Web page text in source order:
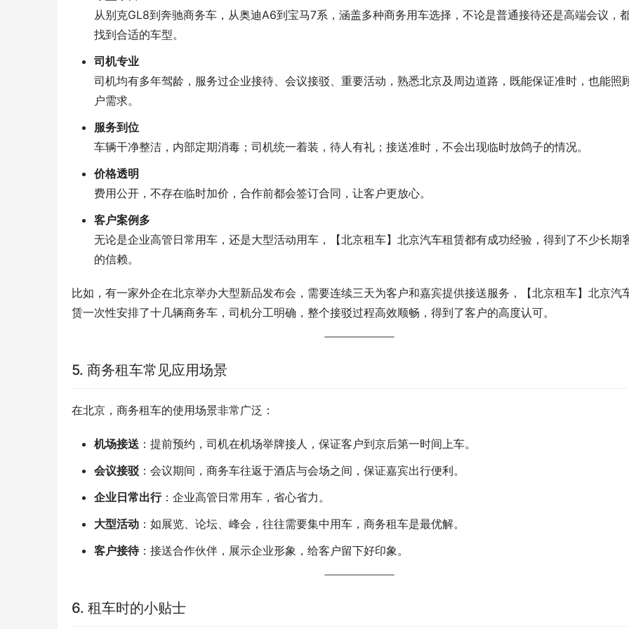
从别克GL8到奔驰商务车，从奥迪A6到宝马7系，涵盖多种商务用车选择，不论是普通接待还是高端会议，
找到合适的车型。
司机专业
司机均有多年驾龄，服务过企业接待、会议接驳、重要活动，熟悉北京及周边道路，既能保证准时，也能照
户需求。
服务到位
车辆干净整洁，内部定期消毒；司机统一着装，待人有礼；接送准时，不会出现临时放鸽子的情况。
价格透明
费用公开，不存在临时加价，合作前都会签订合同，让客户更放心。
客户案例多
无论是企业高管日常用车，还是大型活动用车，【北京租车】北京汽车租赁都有成功经验，得到了不少长期
的信赖。
比如，有一家外企在北京举办大型新品发布会，需要连续三天为客户和嘉宾提供接送服务，【北京租车】北京汽
赁一次性安排了十几辆商务车，司机分工明确，整个接驳过程高效顺畅，得到了客户的高度认可。
5. 商务租车常见应用场景
在北京，商务租车的使用场景非常广泛：
机场接送 ：提前预约，司机在机场举牌接人，保证客户到京后第一时间上车。
会议接驳 ：会议期间，商务车往返于酒店与会场之间，保证嘉宾出行便利。
企业日常出行：企业高管日常用车，省心省力。
大型活动 ：如展览、论坛、峰会，往往需要集中用车，商务租车是最优解。
客户接待：接送合作伙伴，展示企业形象，给客户留下好印象。
6. 租车时的小贴士